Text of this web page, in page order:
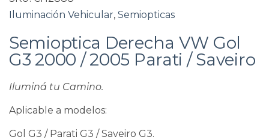
Iluminación Vehicular, Semiopticas
Semioptica Derecha VW Gol
G3 2000 / 2005 Parati / Saveiro
Iluminá tu Camino.
Aplicable a modelos:
Gol G3 / Parati G3 / Saveiro G3.